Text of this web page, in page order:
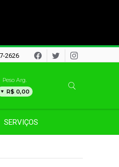
2626
Peso Arg.
R$ 0,00
SERVIÇOS